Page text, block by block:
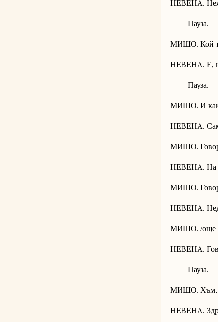
НЕВЕНА.
Пауза.
МИШО. Кой те
НЕВЕНА. Е,
Пауза.
МИШО. И
НЕВЕНА. Само
МИШО.
НЕВЕНА. На
МИШО.
НЕВЕНА.
МИШО. /още
НЕВЕНА.
Пауза.
МИШО. Хъм…
НЕВЕНА.